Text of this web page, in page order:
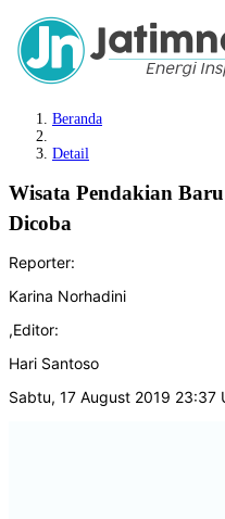
Beranda
Detail
Wisata Pendakian
Dicoba
Reporter:
Karina Norhadini
,Editor:
Hari Santoso
Sabtu, 17 August 2019 23:37